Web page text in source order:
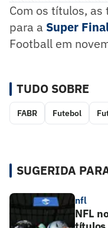
Com os títulos,
para a Super Fina
Football em
TUDO SOBRE
FABR Futebol
SUGERIDA
nfl
NFL